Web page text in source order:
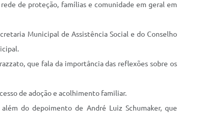
de proteção, famílias e comunidade em geral em
Municipal de Assistência Social e do Conselho
que fala da importância das reflexões sobre os
de adoção e acolhimento familiar.
do depoimento de André Luiz Schumaker, que